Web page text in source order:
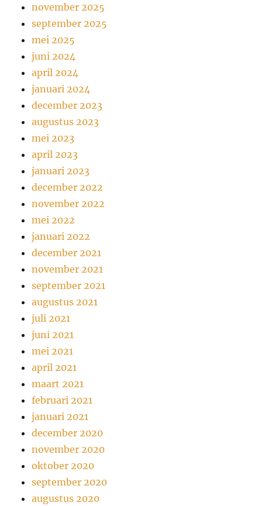
november 2025
september 2025
mei 2025
juni 2024
april 2024
januari 2024
december 2023
augustus 2023
mei 2023
april 2023
januari 2023
december 2022
november 2022
mei 2022
januari 2022
december 2021
november 2021
september 2021
augustus 2021
juli 2021
juni 2021
mei 2021
april 2021
maart 2021
februari 2021
januari 2021
december 2020
november 2020
oktober 2020
september 2020
augustus 2020